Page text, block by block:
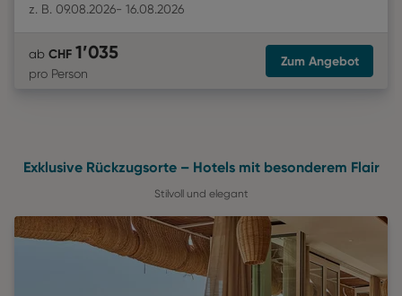
z. B. 09.08.2026- 16.08.2026
ab CHF 1’035
pro Person
Zum Angebot
Exklusive Rückzugsorte – Hotels mit besonderem Flair
Stilvoll und elegant